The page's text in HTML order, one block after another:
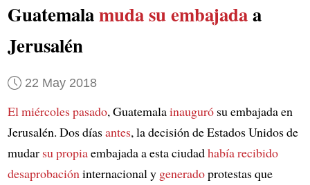
Guatemalamuda su embajadaa
Jerusalén
22 May 2018
El miércoles pasado, Guatemalainaugurósu embajada en
Jerusalén. Dos díasantes, la decisión de Estados Unidos de
mudar su propiaembajada a esta ciudadhabía recibido
desaprobacióninternacional y generadoprotestas que